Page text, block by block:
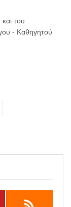
του
- Καθηγητού